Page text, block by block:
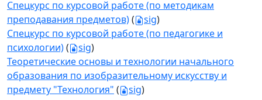
Спецкурс по курсовой работе (по методикам
преподавания предметов)( sig)
Спецкурс по курсовой работе (по педагогике и
психологии)( sig)
Теоретические основы и технологии начального
образования по изобразительному искусству и
предмету "Технология" ( sig)